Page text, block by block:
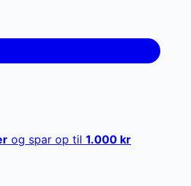
og spar op til 1.000 kr